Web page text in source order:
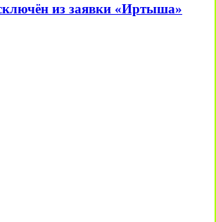
из заявки «Иртыша»